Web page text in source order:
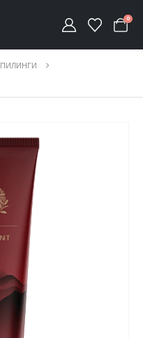
0
ПИЛИНГИ